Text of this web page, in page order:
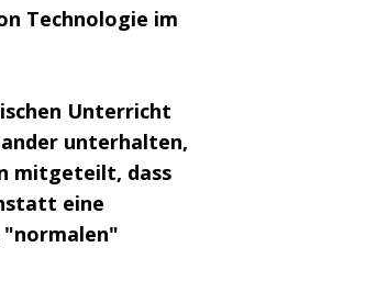
Technologie im
Unterricht
unterhalten,
mitgeteilt, dass
eine
"normalen"